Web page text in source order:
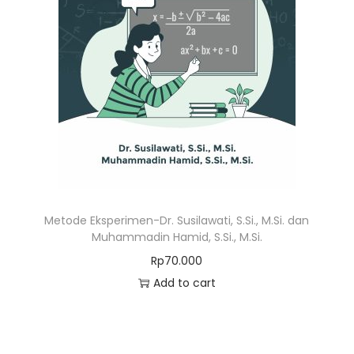
Metode Eksperimen-Dr. Susilawati, S.Si., M.Si. dan
Muhammadin Hamid, S.Si., M.Si.
Rp70.000
Add to cart